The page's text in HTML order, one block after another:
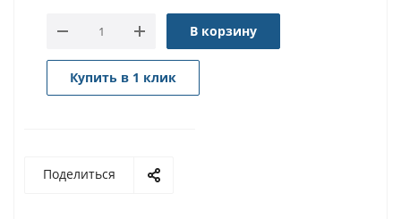
В корзину
Купить в 1 клик
Поделиться